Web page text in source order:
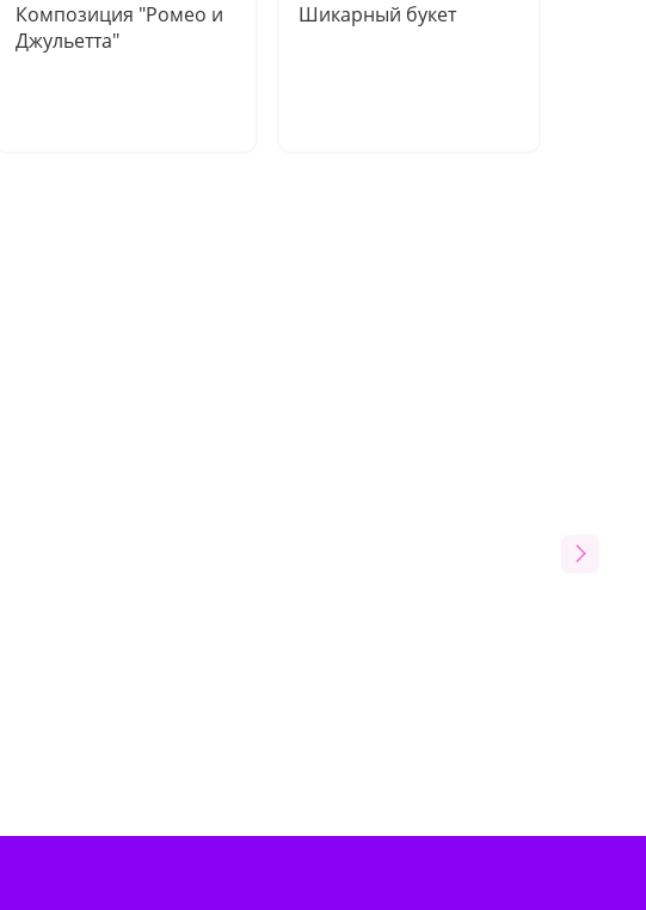
Композиция "Ромео и
Джульетта"
Шикарный букет